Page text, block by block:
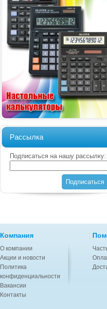
Рассылка
Подписаться на нашу рассылку:
Подписаться
Компания
О компании
Акции и новости
Политика
конфиденциальности
Вакансии
Контакты